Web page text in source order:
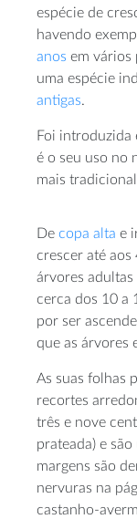
espécie de
havendo
anos em vários
uma espécie
antigas.
Foi introduzida
é o seu uso no
mais tradicional
De copa alta e
crescer até
árvores
cerca dos 10 a
por ser
que as árvores
As suas folhas
recortes
três e nove
prateada) e
margens são
nervuras na
castanho-